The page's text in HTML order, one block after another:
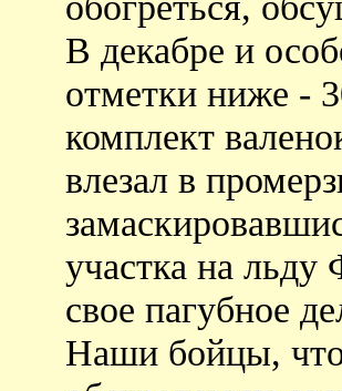
В декабре и
отметки ниже -
комплект
влезал в
участка на льду
свое пагубное
Наши бойцы,